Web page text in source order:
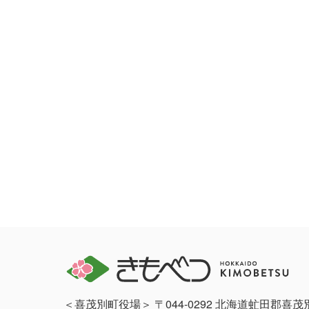
＜喜茂別町役場＞ 〒044-0292 北海道虻田郡喜